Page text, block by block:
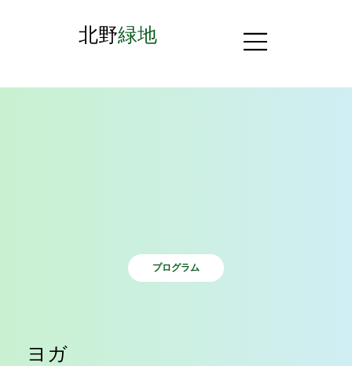
北野緑地
プログラム
ヨガ